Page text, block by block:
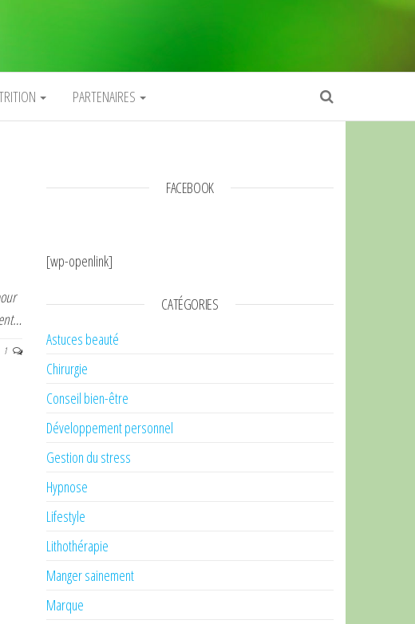
PARTENAIRES
1
FACEBOOK
[wp-openlink]
CATÉGORIES
Astuces beauté
Chirurgie
Conseil bien-être
Développement personnel
Gestion du stress
Hypnose
Lifestyle
Lithothérapie
Manger sainement
Marque